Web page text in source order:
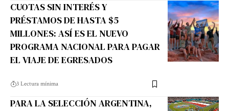
CUOTAS SIN INTERÉS Y
PRÉSTAMOS DE HASTA $5
MILLONES: ASÍ ES EL NUEVO
PROGRAMA NACIONAL PARA PAGAR
EL VIAJE DE EGRESADOS
3 Lectura mínima
PARA LA SELECCIÓN ARGENTINA,